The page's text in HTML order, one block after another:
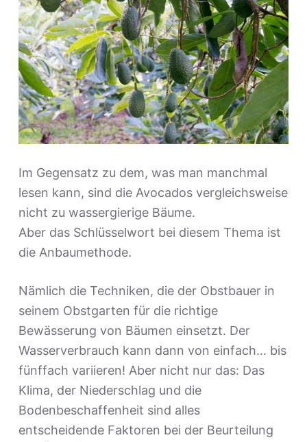
Im Gegensatz zu dem, was man manchmal
lesen kann, sind die Avocados vergleichsweise
nicht zu wassergierige Bäume.
Aber das Schlüsselwort bei diesem Thema ist
die Anbaumethode.
Nämlich die Techniken, die der Obstbauer in
seinem Obstgarten für die richtige
Bewässerung von Bäumen einsetzt. Der
Wasserverbrauch kann dann von einfach… bis
fünffach variieren! Aber nicht nur das: Das
Klima, der Niederschlag und die
Bodenbeschaffenheit sind alles
entscheidende Faktoren bei der Beurteilung